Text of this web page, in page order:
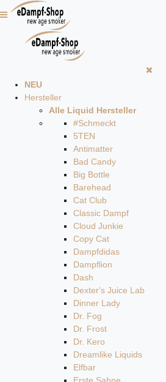
NEU
Hersteller
Alle Liquid Hersteller
#Schmeckt
5TEN
Antimatter
Bad Candy
Big Bottle
Barehead
Cat Club
Classic Dampf
Cloud Junkie
Copy Cat
Dampfdidas
Dampflion
Dash
Dexter's Juice Lab
Dinner Lady
Dr. Fog
Dr. Frost
Dr. Kero
Dreamlike Liquids
Elfbar